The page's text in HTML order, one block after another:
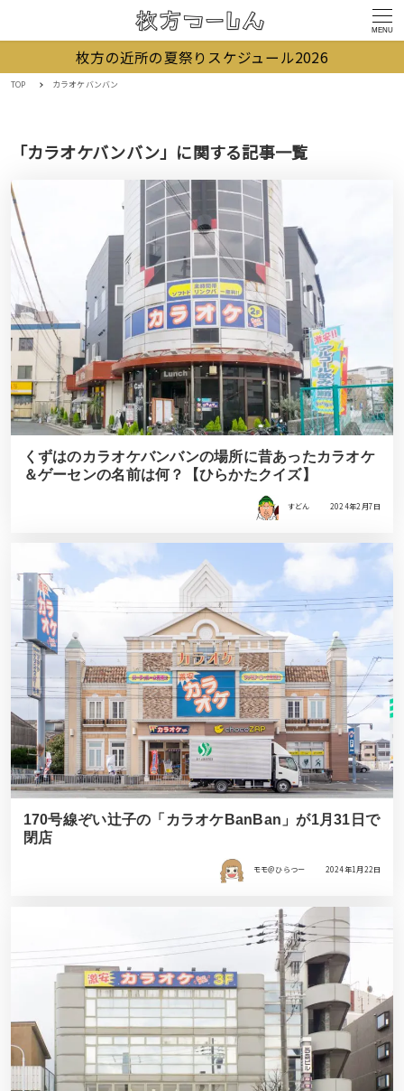
MENU
枚方の近所の夏祭りスケジュール2026
TOP カラオケバンバン
「カラオケバンバン」に関する記事一覧
くずはのカラオケバンバンの場所に昔あったカラオケ
＆ゲーセンの名前は何？【ひらかたクイズ】
すどん 2024年2月7日
170号線ぞい辻子の「カラオケBanBan」が1月31日で
閉店
モモ＠ひらつー 2024年1月22日